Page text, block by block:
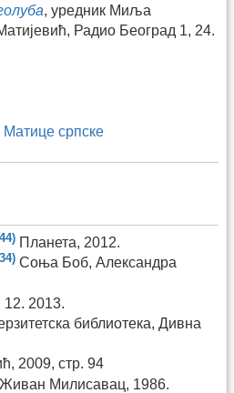
, уредник Миља
Радио Београд 1, 24.
Матице српске
44) Планета, 2012.
34) Соња Боб, Александра
2013.
библиотека, Дивна
2009, стр. 94
Живан Милисавац, 1986.